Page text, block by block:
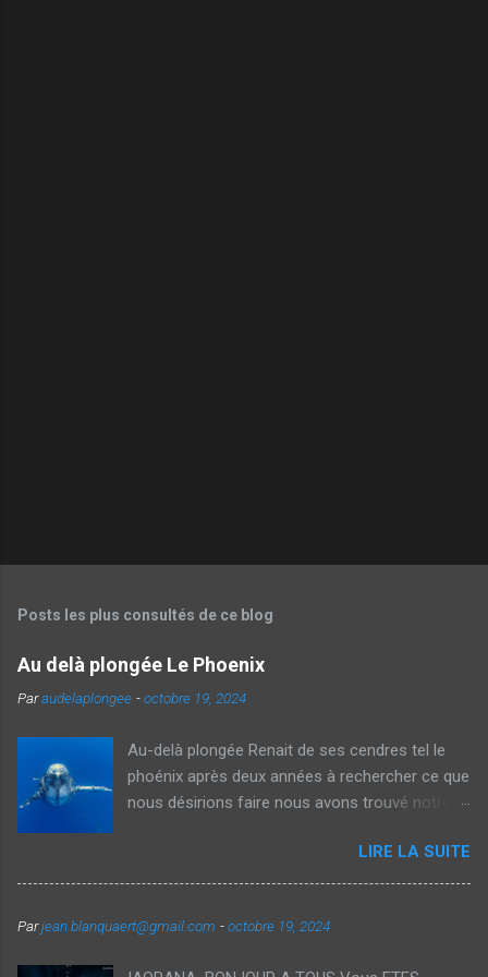
Posts les plus consultés de ce blog
Au delà plongée Le Phoenix
Paraudelaplongee -octobre 19, 2024
Au-delà plongée Renait de ses cendres tel le
phoénix après deux années à rechercher ce que
nous désirions faire nous avons trouvé notre
aujourd'hui des voyages thématiques sur la
plongée ainsi que des Formations
Notre souhait est de démocratiser la plongée
LIRE LA SUITE
Parjean.blanquaert@gmail.com -octobre 19, 2024